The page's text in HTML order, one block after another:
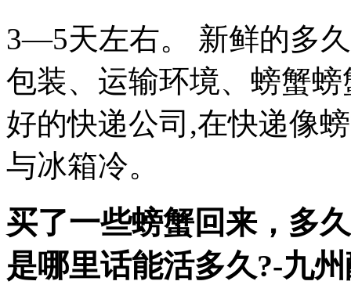
3—5天左右。 新鲜的多
包装、运输环境、螃蟹
好的快递公司,在快递像
与冰箱冷。
买了一些螃蟹回来，多
是哪里话能活多久?-九